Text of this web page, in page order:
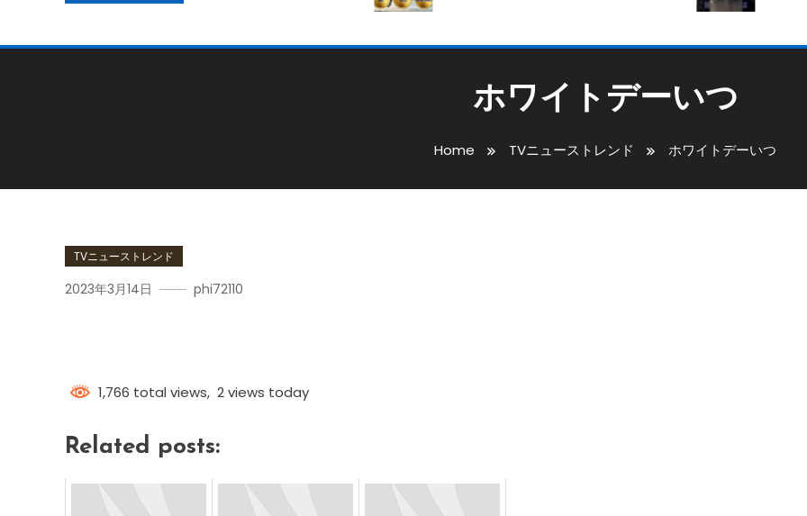
ホワイトデーいつ
Home TVニューストレンド ホワイトデーいつ
TVニューストレンド
2023年3月14日 phi72110
1,766 total views, 2 views today
Related posts: